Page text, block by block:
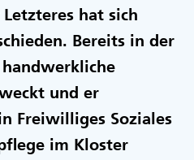
hat sich
Bereits in der
und er
Freiwilliges Soziales
im Kloster